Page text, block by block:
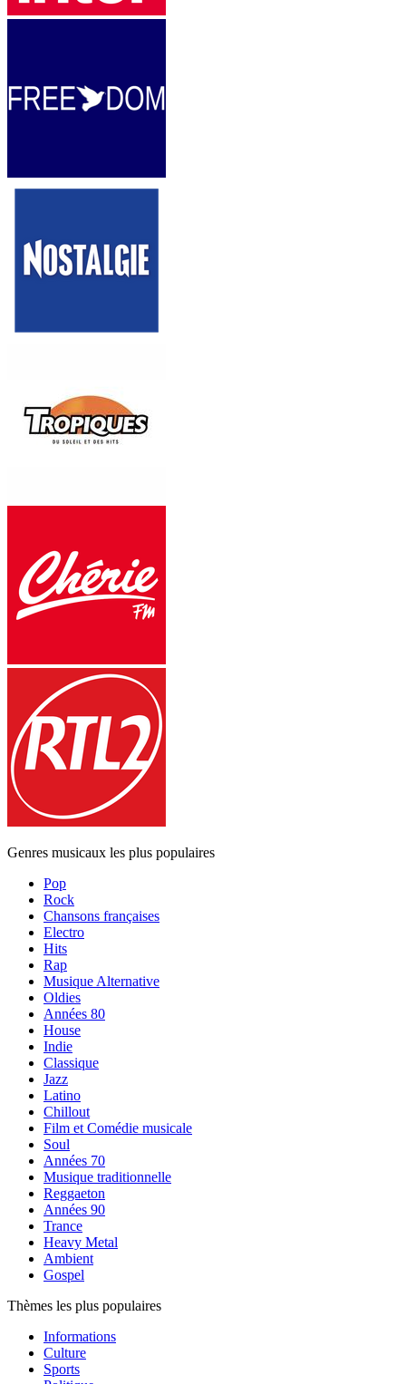
Genres musicaux les plus populaires
Pop
Rock
Chansons françaises
Electro
Hits
Rap
Musique Alternative
Oldies
Années 80
House
Indie
Classique
Jazz
Latino
Chillout
Film et Comédie musicale
Soul
Années 70
Musique traditionnelle
Reggaeton
Années 90
Trance
Heavy Metal
Ambient
Gospel
Thèmes les plus populaires
Informations
Culture
Sports